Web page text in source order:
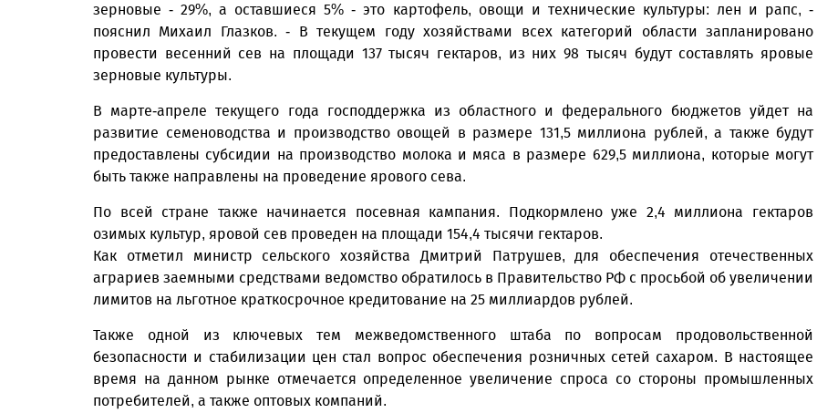
зерновые - 29%, а оставшиеся 5% - это картофель, овощи и технические культуры: лен и рапс, -
пояснил Михаил Глазков. - В текущем году хозяйствами всех категорий области запланировано
провести весенний сев на площади 137 тысяч гектаров, из них 98 тысяч будут составлять яровые
зерновые культуры.
В марте-апреле текущего года господдержка из областного и федерального бюджетов уйдет на
развитие семеноводства и производство овощей в размере 131,5 миллиона рублей, а также будут
предоставлены субсидии на производство молока и мяса в размере 629,5 миллиона, которые могут
быть также направлены на проведение ярового сева.
По всей стране также начинается посевная кампания. Подкормлено уже 2,4 миллиона гектаров
озимых культур, яровой сев проведен на площади 154,4 тысячи гектаров.
Как отметил министр сельского хозяйства Дмитрий Патрушев, для обеспечения отечественных
аграриев заемными средствами ведомство обратилось в Правительство РФ с просьбой об увеличении
лимитов на льготное краткосрочное кредитование на 25 миллиардов рублей.
Также одной из ключевых тем межведомственного штаба по вопросам продовольственной
безопасности и стабилизации цен стал вопрос обеспечения розничных сетей сахаром. В настоящее
время на данном рынке отмечается определенное увеличение спроса со стороны промышленных
потребителей, а также оптовых компаний.